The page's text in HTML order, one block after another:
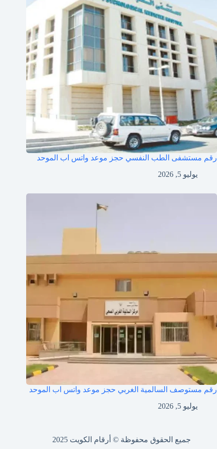
رقم مستشفى الطب النفسي حجز موعد واتس اب الموحد
يوليو 5, 2026
رقم مستوصف السالمية الغربي حجز موعد واتس اب الموحد
يوليو 5, 2026
جميع الحقوق محفوظة © أرقام الكويت 2025